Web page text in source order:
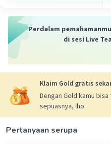
1 menit = 60 detik,
1 jam = 60×60 detik
Perdalam
di sesi Live
Klaim Gold gratis
Dengan Gold kamu
sepuasnya, lho.
Pertanyaan serupa